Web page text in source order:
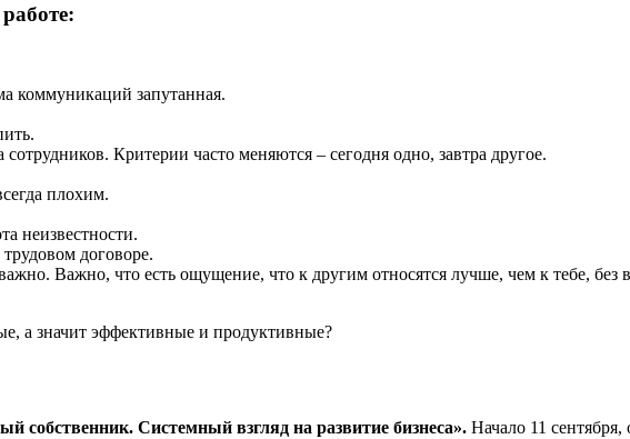
коммуникаций запутанная.
Критерии часто меняются – сегодня одно, завтра другое.
плохим.
неизвестности.
договоре.
Важно, что есть ощущение, что к другим относятся лучше, чем к тебе, без
а значит эффективные и продуктивные?
собственник. Системный взгляд на развитие бизнеса». Начало 11